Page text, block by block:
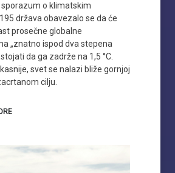
o klimatskim
država obavezalo se da će
prosečne globalne
„znatno ispod dva stepena
da ga zadrže na 1,5 °C.
svet se nalazi bliže gornjoj
cilju.